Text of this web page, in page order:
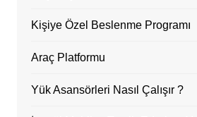
Kişiye Özel Beslenme Programı
Araç Platformu
Yük Asansörleri Nasıl Çalışır ?